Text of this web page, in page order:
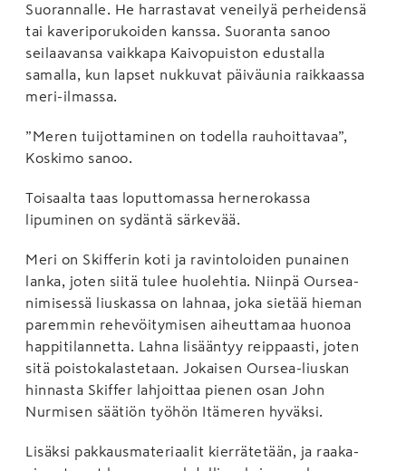
Suorannalle. He harrastavat veneilyä perheidensä
tai kaveriporukoiden kanssa. Suoranta sanoo
seilaavansa vaikkapa Kaivopuiston edustalla
samalla, kun lapset nukkuvat päiväunia raikkaassa
meri-ilmassa.
”Meren tuijottaminen on todella rauhoittavaa”,
Koskimo sanoo.
Toisaalta taas loputtomassa hernerokassa
lipuminen on sydäntä särkevää.
Meri on Skifferin koti ja ravintoloiden punainen
lanka, joten siitä tulee huolehtia. Niinpä Oursea-
nimisessä liuskassa on lahnaa, joka sietää hieman
paremmin rehevöitymisen aiheuttamaa huonoa
happitilannetta. Lahna lisääntyy reippaasti, joten
sitä poistokalastetaan. Jokaisen Oursea-liuskan
hinnasta Skiffer lahjoittaa pienen osan John
Nurmisen säätiön työhön Itämeren hyväksi.
Lisäksi pakkausmateriaalit kierrätetään, ja raaka-